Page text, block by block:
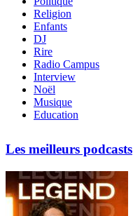
Religion
Enfants
DJ
Rire
Radio Campus
Interview
Noël
Musique
Education
Les meilleurs podcasts